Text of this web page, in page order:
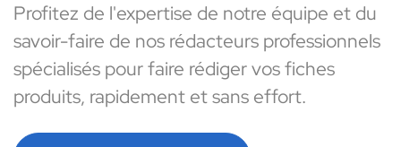
Profitez de l'expertise de notre équipe et du
savoir-faire de nos rédacteurs professionnels
spécialisés pour faire rédiger vos fiches
produits, rapidement et sans effort.